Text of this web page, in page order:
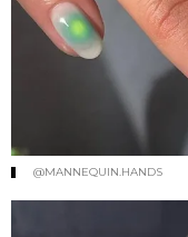
@MANNEQUIN.HANDS